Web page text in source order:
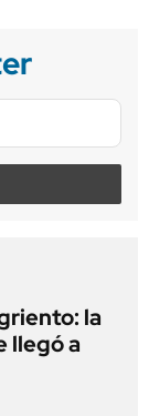
la
llegó a